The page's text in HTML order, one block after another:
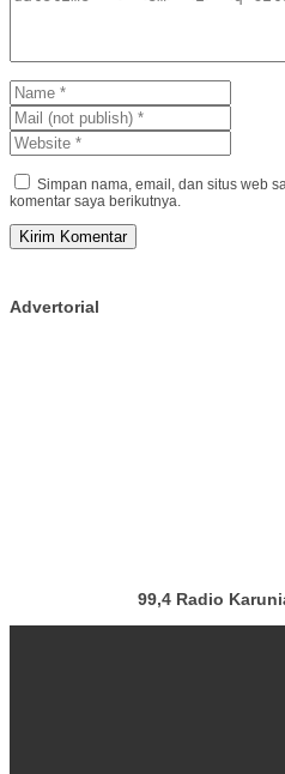
Simpan nama, email, dan situs web
komentar saya berikutnya.
Advertorial
99,4 Radio